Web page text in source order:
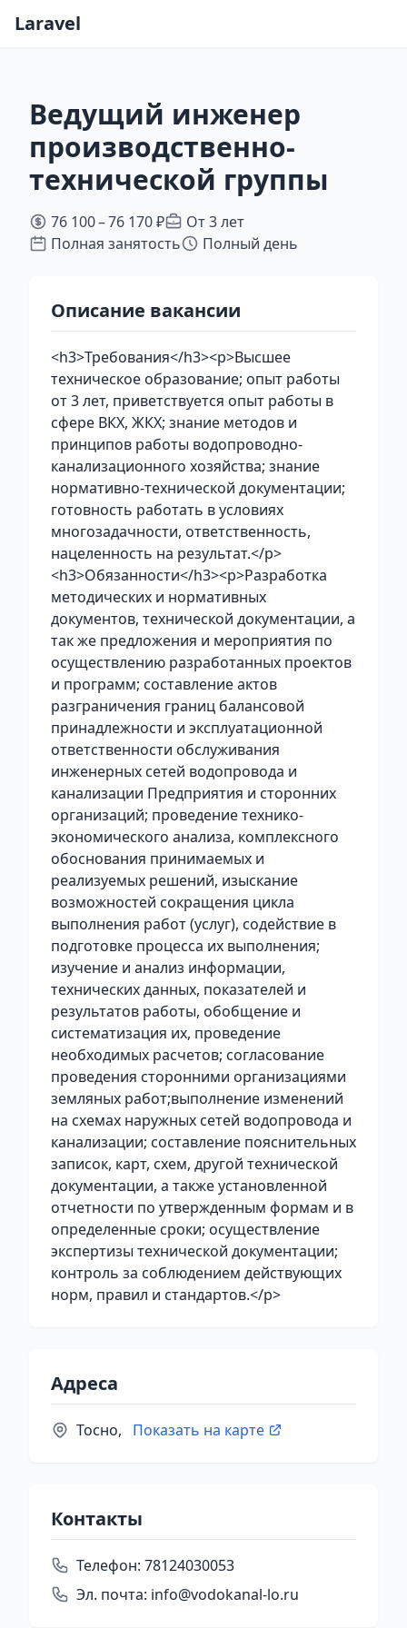
Laravel
Ведущий инженер
производственно-
технической группы
76 100 – 76 170 ₽
От 3 лет
Полная занятость
Полный день
Описание вакансии
<h3>Требования</h3><p>Высшее
техническое образование; опыт работы
от 3 лет, приветствуется опыт работы в
сфере ВКХ, ЖКХ; знание методов и
принципов работы водопроводно-
канализационного хозяйства; знание
нормативно-технической документации;
готовность работать в условиях
многозадачности, ответственность,
нацеленность на результат.</p>
<h3>Обязанности</h3><p>Разработка
методических и нормативных
документов, технической документации, а
так же предложения и мероприятия по
осуществлению разработанных проектов
и программ; составление актов
разграничения границ балансовой
принадлежности и эксплуатационной
ответственности обслуживания
инженерных сетей водопровода и
канализации Предприятия и сторонних
организаций; проведение технико-
экономического анализа, комплексного
обоснования принимаемых и
реализуемых решений, изыскание
возможностей сокращения цикла
выполнения работ (услуг), содействие в
подготовке процесса их выполнения;
изучение и анализ информации,
технических данных, показателей и
результатов работы, обобщение и
систематизация их, проведение
необходимых расчетов; согласование
проведения сторонними организациями
земляных работ;выполнение изменений
на схемах наружных сетей водопровода и
канализации; составление пояснительных
записок, карт, схем, другой технической
документации, а также установленной
отчетности по утвержденным формам и в
определенные сроки; осуществление
экспертизы технической документации;
контроль за соблюдением действующих
норм, правил и стандартов.</p>
Адреса
Тосно, Показать на карте
Контакты
Телефон: 78124030053
Эл. почта: info@vodokanal-lo.ru